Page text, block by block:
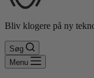
Bliv klogere på ny
Søg
Menu